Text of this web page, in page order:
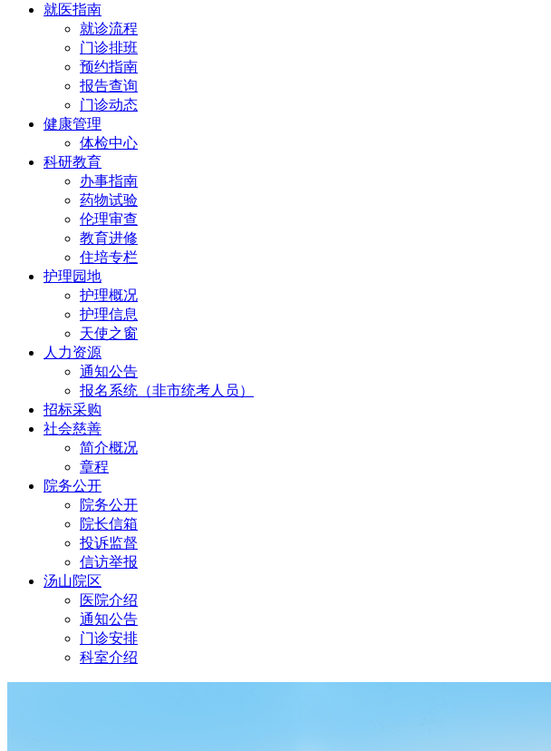
就医指南
就诊流程
门诊排班
预约指南
报告查询
门诊动态
健康管理
体检中心
科研教育
办事指南
药物试验
伦理审查
教育进修
住培专栏
护理园地
护理概况
护理信息
天使之窗
人力资源
通知公告
报名系统（非市统考人员）
招标采购
社会慈善
简介概况
章程
院务公开
院务公开
院长信箱
投诉监督
信访举报
汤山院区
医院介绍
通知公告
门诊安排
科室介绍